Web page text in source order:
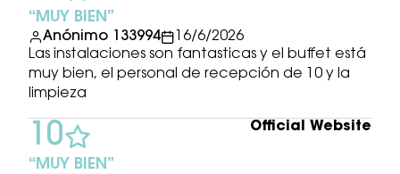
MUY BIEN
Anónimo 133994
16/6/2026
Las instalaciones son fantasticas y el buffet está
muy bien, el personal de recepción de 10 y la
limpieza
MUY BIEN
10 Official Website